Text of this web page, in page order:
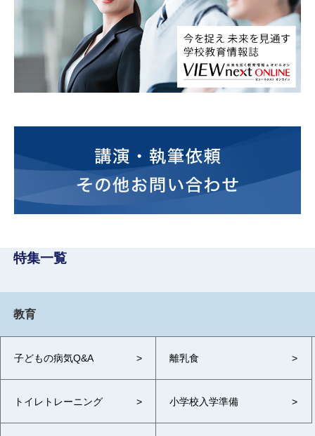
特集一覧
教育
子どもの病気Q&A 離乳食
トイレトレーニング 小学校入学準備